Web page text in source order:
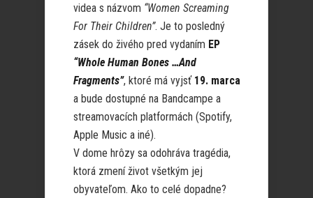
videa s názvom “Women Screaming
For Their Children”. Je to posledný
zásek do živého pred vydaním EP
“Whole Human Bones …And
Fragments”, ktoré má vyjsť 19. marca
a bude dostupné na Bandcampe a
streamovacích platformách (Spotify,
Apple Music a iné).
V dome hrôzy sa odohráva tragédia,
ktorá zmení život všetkým jej
obyvateľom. Ako to celé dopadne?